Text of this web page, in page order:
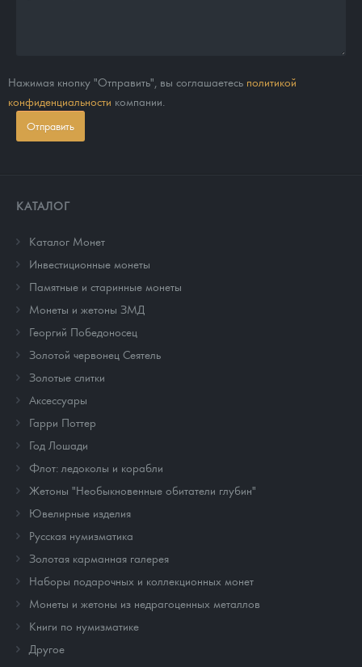
Нажимая кнопку "Отправить", вы соглашаетесь политикой
конфиденциальности компании.
Отправить
КАТАЛОГ
Каталог Монет
Инвестиционные монеты
Памятные и старинные монеты
Монеты и жетоны ЗМД
Георгий Победоносец
Золотой червонец Сеятель
Золотые слитки
Аксессуары
Гарри Поттер
Год Лошади
Флот: ледоколы и корабли
Жетоны "Необыкновенные обитатели глубин"
Ювелирные изделия
Русская нумизматика
Золотая карманная галерея
Наборы подарочных и коллекционных монет
Монеты и жетоны из недрагоценных металлов
Книги по нумизматике
Другое